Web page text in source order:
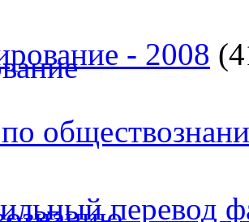
- 2008
перевод